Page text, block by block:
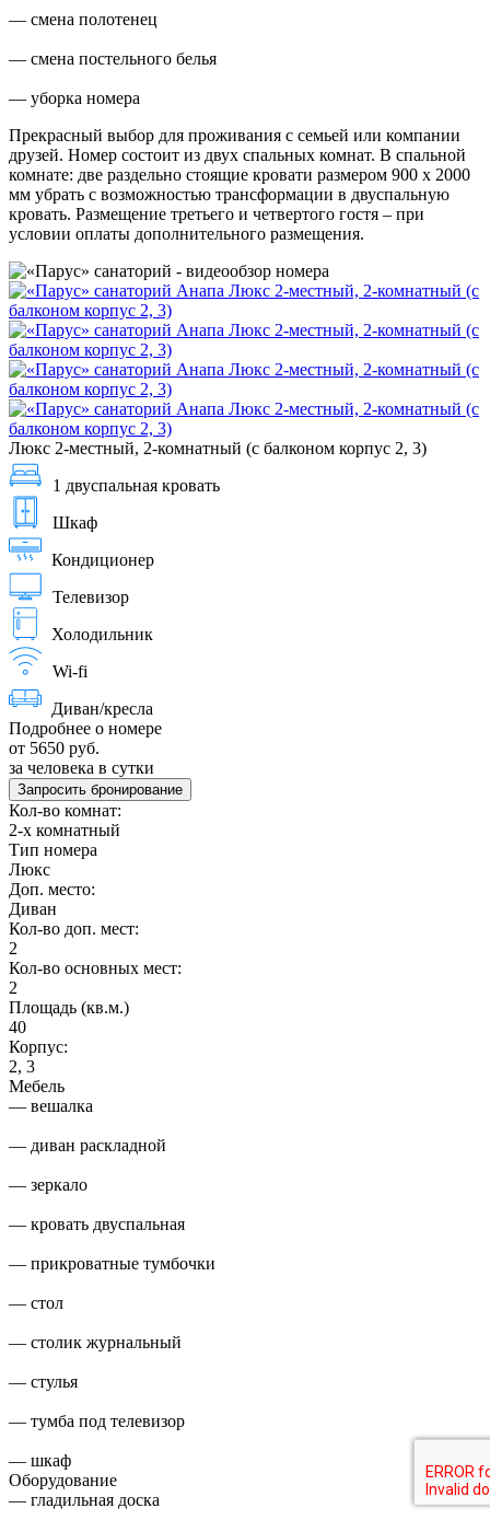
— смена полотенец
— смена постельного белья
— уборка номера
Прекрасный выбор для проживания с семьей или компании
друзей. Номер состоит из двух спальных комнат. В спальной
комнате: две раздельно стоящие кровати размером 900 х 2000
мм убрать с возможностью трансформации в двуспальную
кровать. Размещение третьего и четвертого гостя – при
условии оплаты дополнительного размещения.
Люкс 2-местный, 2-комнатный (с балконом корпус 2, 3)
1 двуспальная кровать
Шкаф
Кондиционер
Телевизор
Холодильник
Wi-fi
Диван/кресла
Подробнее о номере
от 5650 руб.
за человека в сутки
Запросить бронирование
Кол-во комнат:
2-х комнатный
Тип номера
Люкс
Доп. место:
Диван
Кол-во доп. мест:
2
Кол-во основных мест:
2
Площадь (кв.м.)
40
Корпус:
2, 3
Мебель
— вешалка
— диван раскладной
— зеркало
— кровать двуспальная
— прикроватные тумбочки
— стол
— столик журнальный
— стулья
— тумба под телевизор
— шкаф
Оборудование
— гладильная доска